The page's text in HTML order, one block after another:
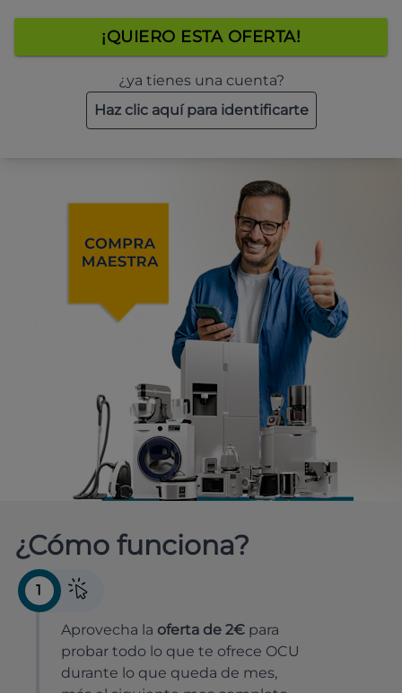
¡QUIERO ESTA OFERTA!
¿ya tienes una cuenta?
Haz clic aquí para identificarte
¿Cómo funciona?
1
Aprovecha la oferta de 2€ para
probar todo lo que te ofrece OCU
durante lo que queda de mes,